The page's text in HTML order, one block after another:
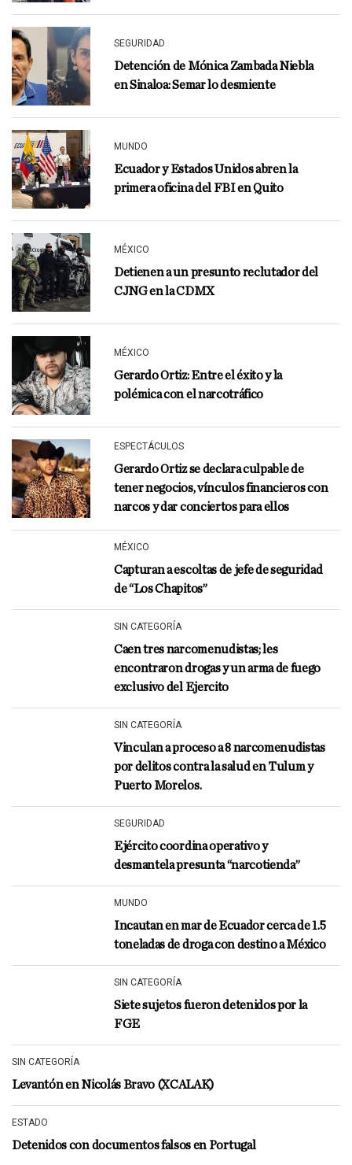
SEGURIDAD
Detención de Mónica Zambada Niebla
en Sinaloa: Semar lo desmiente
MUNDO
Ecuador y Estados Unidos abren la
primera oficina del FBI en Quito
MÉXICO
Detienen a un presunto reclutador del
CJNG en la CDMX
MÉXICO
Gerardo Ortiz: Entre el éxito y la
polémica con el narcotráfico
ESPECTÁCULOS
Gerardo Ortiz se declara culpable de
tener negocios, vínculos financieros con
narcos y dar conciertos para ellos
MÉXICO
Capturan a escoltas de jefe de seguridad
de “Los Chapitos”
SIN CATEGORÍA
Caen tres narcomenudistas; les
encontraron drogas y un arma de fuego
exclusivo del Ejercito
SIN CATEGORÍA
Vinculan a proceso a 8 narcomenudistas
por delitos contra la salud en Tulum y
Puerto Morelos.
SEGURIDAD
Ejército coordina operativo y
desmantela presunta “narcotienda”
MUNDO
Incautan en mar de Ecuador cerca de 1.5
toneladas de droga con destino a México
SIN CATEGORÍA
Siete sujetos fueron detenidos por la
FGE
SIN CATEGORÍA
Levantón en Nicolás Bravo (XCALAK)
ESTADO
Detenidos con documentos falsos en Portugal